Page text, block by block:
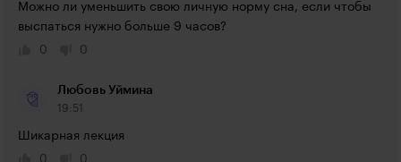
Можно ли уменьшить свою личную норму сна, если чтобы
выспаться нужно больше 9 часов?
0
0
Любовь Уймина
19:51
Шикарная лекция
0
0